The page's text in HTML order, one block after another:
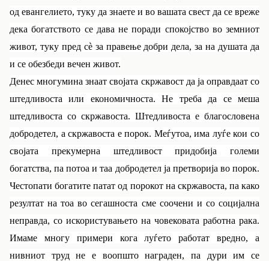
од евангелието, туку да знаете и во вашата свест да се вреже
дека богатството се дава не поради спокојство во земниот
живот, туку пред сè за правење добри дела, за на душата да
и се обезбеди вечен живот.
Денес многумина знаат својата скржавост да ја оправдаат со
штедливоста или економичноста. Не треба да се меша
штедливоста со скржавоста. Штедливоста е благословена
добродетел, а скржавоста е порок. Меѓутоа, има луѓе кои со
својата прекумерна штедливост придобија големи
богатства, па потоа и таа добродетел ја претворија во порок.
Честопати богатите патат од порокот на скржавоста, па како
резултат на тоа во сегашноста сме соочени и со социјална
неправда, со искористувањето на човековата работна рака.
Имаме многу примери кога луѓето работат вредно, а
нивниот труд не е воопшто награден, па дури им се